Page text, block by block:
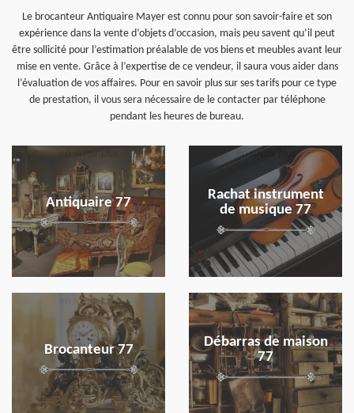
Le brocanteur Antiquaire Mayer est connu pour son savoir-faire et son
expérience dans la vente d’objets d’occasion, mais peu savent qu’il peut
être sollicité pour l’estimation préalable de vos biens et meubles avant leur
mise en vente. Grâce à l’expertise de ce vendeur, il saura vous aider dans
l’évaluation de vos affaires. Pour en savoir plus sur ses tarifs pour ce type
de prestation, il vous sera nécessaire de le contacter par téléphone
pendant les heures de bureau.
Antiquaire 77
en savoir plus
Rachat instrument
de musique 77
en savoir plus
Brocanteur 77
en savoir plus
Débarras de maison
77
en savoir plus